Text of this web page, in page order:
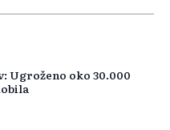
Ugroženo oko 30.000